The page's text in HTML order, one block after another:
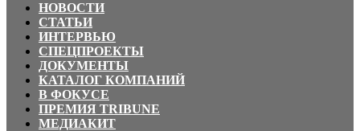
НОВОСТИ
СТАТЬИ
ИНТЕРВЬЮ
СПЕЦПРОЕКТЫ
ДОКУМЕНТЫ
КАТАЛОГ КОМПАНИЙ
В ФОКУСЕ
ПРЕМИЯ TRIBUNE
МЕДИАКИТ